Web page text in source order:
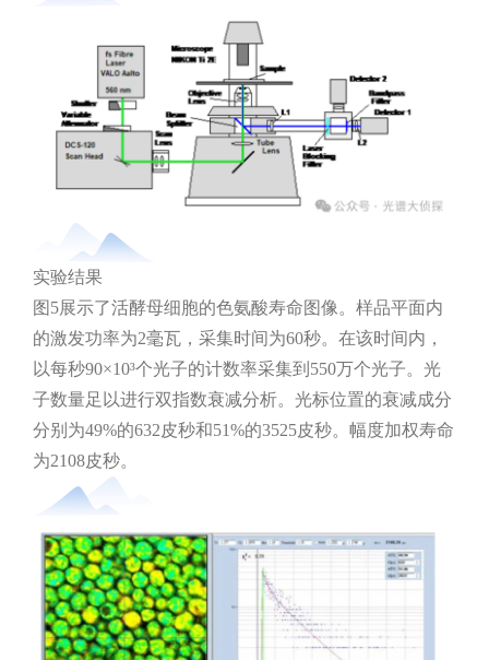
实验结果
图5展示了活酵母细胞的色氨酸寿命图像。样品平面内
的激发功率为2毫瓦，采集时间为60秒。在该时间内，
以每秒90×10³个光子的计数率采集到550万个光子。光
子数量足以进行双指数衰减分析。光标位置的衰减成分
分别为49%的632皮秒和51%的3525皮秒。幅度加权寿命
为2108皮秒。